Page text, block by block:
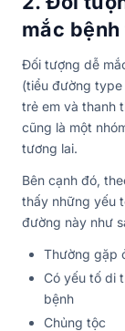
mắc
Đối tượng dễ
(tiểu đường type
trẻ em và thanh
cũng là một
tương lai.
Bên cạnh đó,
thấy những yếu
đường này như
Thường gặp
Có yếu tố di
bệnh
Chủng tộc